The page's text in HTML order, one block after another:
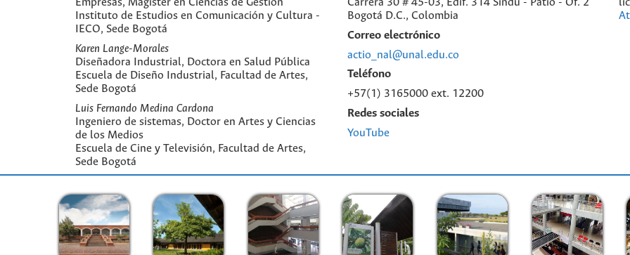
Empresas, Magister en Ciencias de Gestión
Instituto de Estudios en Comunicación y Cultura -
IECO, Sede Bogotá
Karen Lange-Morales
Diseñadora Industrial, Doctora en Salud Pública
Escuela de Diseño Industrial, Facultad de Artes,
Sede Bogotá
Luis Fernando Medina Cardona
Ingeniero de sistemas, Doctor en Artes y Ciencias
de los Medios
Escuela de Cine y Televisión, Facultad de Artes,
Sede Bogotá
Carrera 30 # 45-03, Edif. 314 Sindú - Patio - Of. 2
Bogotá D.C., Colombia
Correo electrónico
actio_nal@unal.edu.co
Teléfono
+57(1) 3165000 ext. 12200
Redes sociales
YouTube